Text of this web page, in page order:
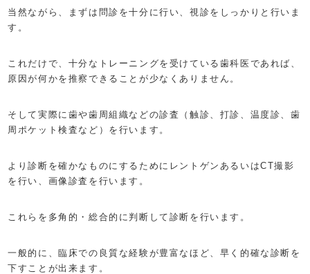
当然ながら、まずは問診を十分に行い、視診をしっかりと行いま
す。
これだけで、十分なトレーニングを受けている歯科医であれば、
原因が何かを推察できることが少なくありません。
そして実際に歯や歯周組織などの診査（触診、打診、温度診、歯
周ポケット検査など）を行います。
より診断を確かなものにするためにレントゲンあるいはCT撮影
を行い、画像診査を行います。
これらを多角的・総合的に判断して診断を行います。
一般的に、臨床での良質な経験が豊富なほど、早く的確な診断を
下すことが出来ます。